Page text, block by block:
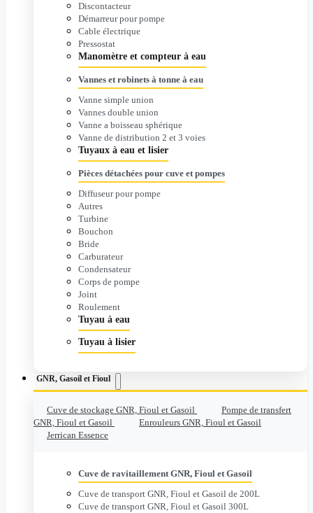
Discontacteur
Démarreur pour pompe
Cable électrique
Pressostat
Manomètre et compteur à eau
Vannes et robinets à tonne à eau
Vanne simple union
Vannes double union
Vanne a boisseau sphérique
Vanne de distribution 2 et 3 voies
Tuyaux à eau et lisier
Pièces détachées pour cuve et pompes
Diffuseur pour pompe
Autres
Turbine
Bouchon
Bride
Carburateur
Condensateur
Corps de pompe
Joint
Roulement
Tuyau à eau
Tuyau à lisier
GNR, Gasoil et Fioul
Cuve de stockage GNR, Fioul et Gasoil
Pompe de transfert
GNR, Fioul et Gasoil
Enrouleurs GNR, Fioul et Gasoil
Jerrican Essence
Cuve de ravitaillement GNR, Fioul et Gasoil
Cuve de transport GNR, Fioul et Gasoil de 200L
Cuve de transport GNR, Fioul et Gasoil 300L